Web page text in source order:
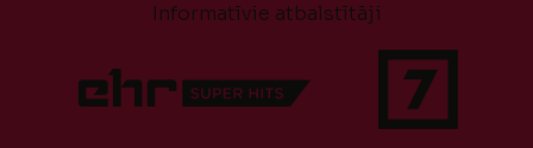
Informatīvie atbalstītāji